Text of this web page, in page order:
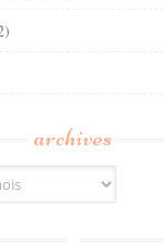
archives